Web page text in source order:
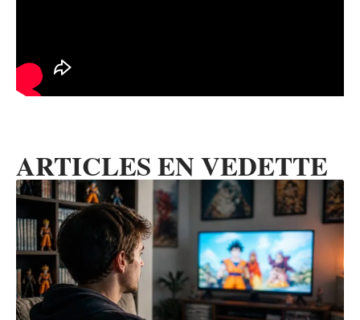
ARTICLES EN VEDETTE